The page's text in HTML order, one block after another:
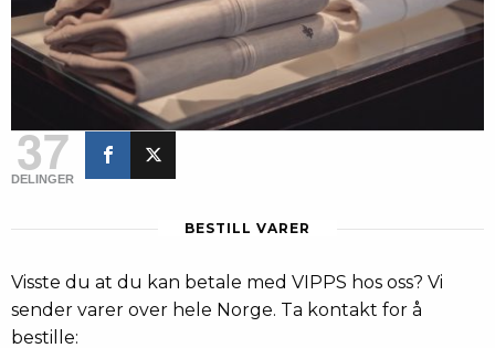
37
DELINGER
BESTILL VARER
Visste du at du kan betale med VIPPS hos oss? Vi
sender varer over hele Norge. Ta kontakt for å
bestille: